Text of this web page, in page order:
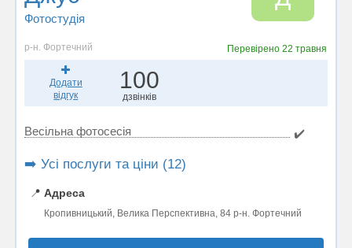
Фотостудiя
р-н. Фортечний Перевірено22 травня
Додати
відгук
100
дзвінків
Весільна фотосесія ✔️
➡️ Усі послуги та ціни (12)
📍 Адреса
Кропивницький, Велика Перспективна, 84 р-н. Фортечний